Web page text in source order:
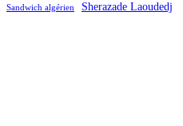
Sandwich algérien Sherazade Laoudedj